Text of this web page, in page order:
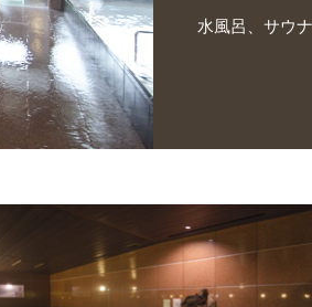
水風呂、サウ